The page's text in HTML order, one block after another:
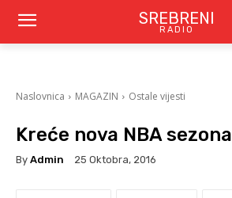
SREBRENI
RADIO
Naslovnica MAGAZIN Ostale vijesti
Kreće nova NBA sezona
By Admin 25 Oktobra, 2016